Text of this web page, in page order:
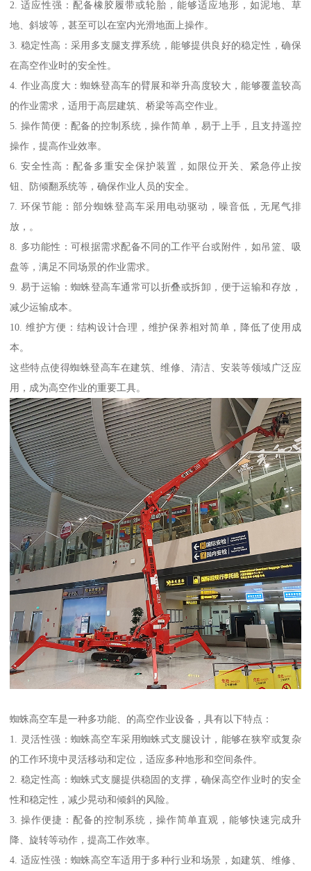
2. 适应性强：配备橡胶履带或轮胎，能够适应地形，如泥地、草
地、斜坡等，甚至可以在室内光滑地面上操作。
3. 稳定性高：采用多支腿支撑系统，能够提供良好的稳定性，确保
在高空作业时的安全性。
4. 作业高度大：蜘蛛登高车的臂展和举升高度较大，能够覆盖较高
的作业需求，适用于高层建筑、桥梁等高空作业。
5. 操作简便：配备的控制系统，操作简单，易于上手，且支持遥控
操作，提高作业效率。
6. 安全性高：配备多重安全保护装置，如限位开关、紧急停止按
钮、防倾翻系统等，确保作业人员的安全。
7. 环保节能：部分蜘蛛登高车采用电动驱动，噪音低，无尾气排
放，。
8. 多功能性：可根据需求配备不同的工作平台或附件，如吊篮、吸
盘等，满足不同场景的作业需求。
9. 易于运输：蜘蛛登高车通常可以折叠或拆卸，便于运输和存放，
减少运输成本。
10. 维护方便：结构设计合理，维护保养相对简单，降低了使用成
本。
这些特点使得蜘蛛登高车在建筑、维修、清洁、安装等领域广泛应
用，成为高空作业的重要工具。
蜘蛛高空车是一种多功能、的高空作业设备，具有以下特点：
1. 灵活性强：蜘蛛高空车采用蜘蛛式支腿设计，能够在狭窄或复杂
的工作环境中灵活移动和定位，适应多种地形和空间条件。
2. 稳定性高：蜘蛛式支腿提供稳固的支撑，确保高空作业时的安全
性和稳定性，减少晃动和倾斜的风险。
3. 操作便捷：配备的控制系统，操作简单直观，能够快速完成升
降、旋转等动作，提高工作效率。
4. 适应性强：蜘蛛高空车适用于多种行业和场景，如建筑、维修、